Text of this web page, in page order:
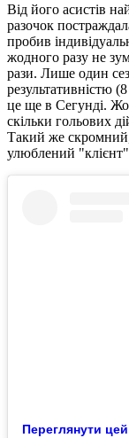
Від його асистів
разочок
пробив
жодного разу не
рази. Лише один
результативністю
це ще в Сегунді.
скільки гольових
Такий же
улюблений
Переглянути